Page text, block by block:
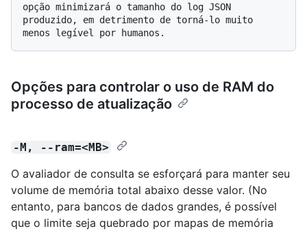
opção minimizará o tamanho do log JSON
produzido, em detrimento de torná-lo muito
Opções para controlar o uso de RAM do
processo de atualização
-M, --ram=<MB>
O avaliador de consulta se esforçará para manter seu
volume de memória total abaixo desse valor. (No
entanto, para bancos de dados grandes, é possível
que o limite seja quebrado por mapas de memória